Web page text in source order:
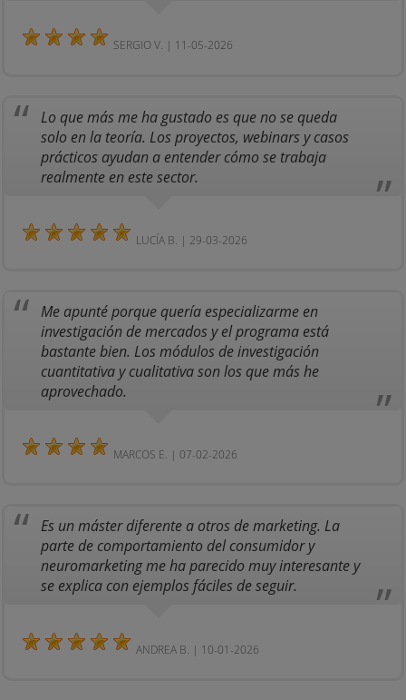
SERGIO V. | 11-05-2026
Lo que más me ha gustado es que no se queda
solo en la teoría. Los proyectos, webinars y casos
prácticos ayudan a entender cómo se trabaja
realmente en este sector.
LUCÍA B. | 29-03-2026
Me apunté porque quería especializarme en
investigación de mercados y el programa está
bastante bien. Los módulos de investigación
cuantitativa y cualitativa son los que más he
aprovechado.
MARCOS E. | 07-02-2026
Es un máster diferente a otros de marketing. La
parte de comportamiento del consumidor y
neuromarketing me ha parecido muy interesante y
se explica con ejemplos fáciles de seguir.
ANDREA B. | 10-01-2026